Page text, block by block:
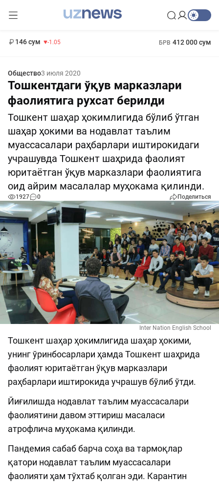
146 сум -1.05 БРВ 412 000 сум
Общество3 июля 2020
Тошкентдаги ўқув марказлари
фаолиятига рухсат берилди
Тошкент шаҳар ҳокимлигида бўлиб ўтган
шаҳар ҳокими ва нодавлат таълим
муассасалари раҳбарлари иштирокидаги
учрашувда Тошкент шаҳрида фаолият
юритаётган ўқув марказлари фаолиятига
оид айрим масалалар муҳокама қилинди.
1927 0 Поделиться
Inter Nation English School
Тошкент шаҳар ҳокимлигида шаҳар ҳокими,
унинг ўринбосарлари ҳамда Тошкент шаҳрида
фаолият юритаётган ўқув марказлари
раҳбарлари иштирокида учрашув бўлиб ўтди.
Йиғилишда нодавлат таълим муассасалари
фаолиятини давом эттириш масаласи
атрофлича муҳокама қилинди.
Пандемия сабаб барча соҳа ва тармоқлар
қатори нодавлат таълим муассасалари
фаолияти ҳам тўхтаб қолган эди. Карантин